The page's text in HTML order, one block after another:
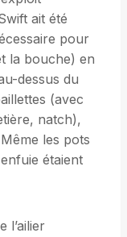
ait été
pour
la bouche) en
dessus du
(avec
natch),
les pots
étaient
l’ailier